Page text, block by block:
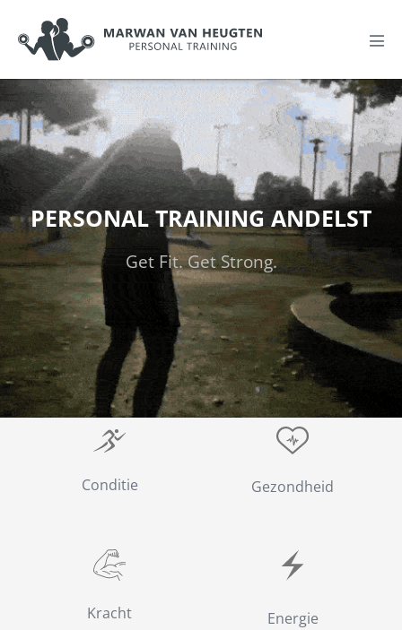
PERSONAL TRAINING ANDELST
Get Fit. Get Strong.
Conditie Gezondheid
Kracht Energie